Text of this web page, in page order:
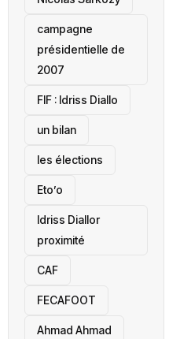
campagne
présidentielle de
2007
‎FIF : Idriss Diallo
un bilan
les élections
Eto’o
Idriss Diallor
proximité
CAF
FECAFOOT
‎Ahmad Ahmad